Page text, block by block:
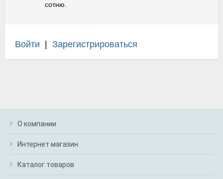
сотню.
Войти Зарегистрироваться
О компании
Интернет магазин
Каталог товаров